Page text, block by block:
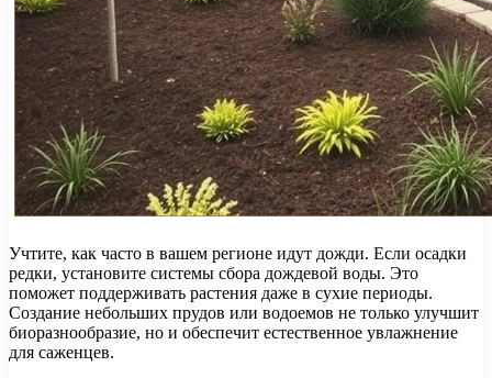
Учтите, как часто в вашем регионе идут дожди. Если осадки
редки, установите системы сбора дождевой воды. Это
поможет поддерживать растения даже в сухие периоды.
Создание небольших прудов или водоемов не только улучшит
биоразнообразие, но и обеспечит естественное увлажнение
для саженцев.